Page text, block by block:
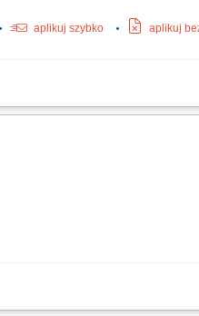
aplikuj szybko aplikuj
cięcie, szlifowanie, klejenie oraz
podłóg, ścian oraz sufitów na